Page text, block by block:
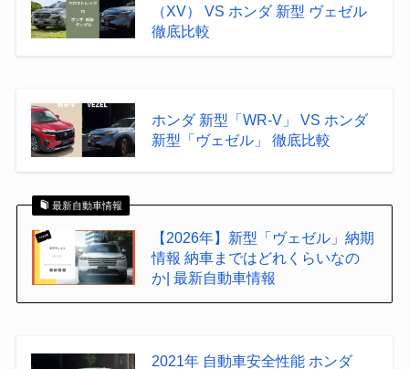
（XV） VS ホンダ 新型 ヴェゼル
徹底比較
ホンダ 新型「WR-V」 VS ホンダ
新型「ヴェゼル」 徹底比較
最新自動車情報
【2026年】新型「ヴェゼル」納期
情報 納車まではどれくらいなの
か| 最新自動車情報
2021年 自動車安全性能 ホンダ